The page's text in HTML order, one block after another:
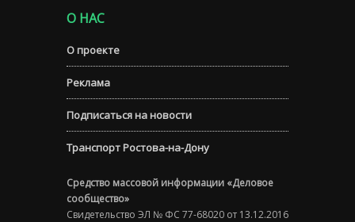
О НАС
О проекте
Реклама
Подписаться на новости
Транспорт Ростова-на-Дону
Средство массовой информации «Деловое
сообщество»
Свидетельство ЭЛ № ФС 77-68020 от 13.12.2016